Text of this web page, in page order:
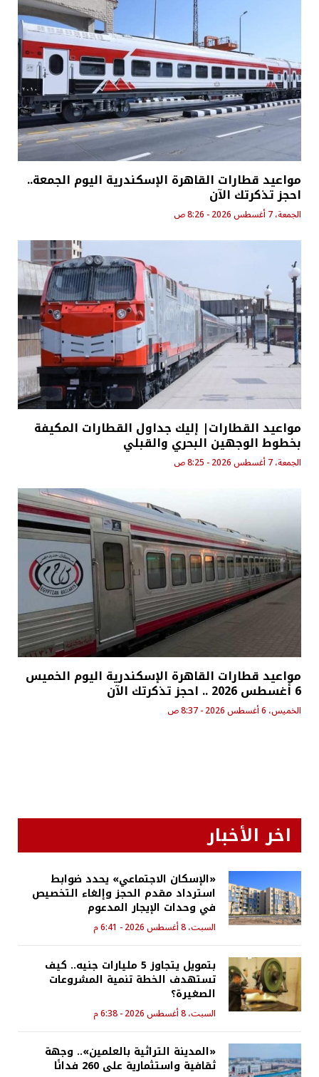
مواعيد قطارات القاهرة الإسكندرية اليوم الجمعة..
احجز تذكرتك الآن
الجمعة، 7 أغسطس 2026 - 8:26 ص
مواعيد القطارات| إليك جداول القطارات المكيفة
بخطوط الوجهين البحري والقبلي
الجمعة، 7 أغسطس 2026 - 8:25 ص
مواعيد قطارات القاهرة الإسكندرية اليوم الخميس
6 أغسطس 2026 .. احجز تذكرتك الآن
الخميس، 6 أغسطس 2026 - 8:37 ص
اخر الأخبار
«الإسكان الاجتماعي» يحدد ضوابط
استرداد مقدم الحجز وإلغاء التخصيص
في وحدات الإيجار المدعوم
السبت، 8 أغسطس 2026 - 6:41 م
بتمويل يتجاوز 5 مليارات جنيه.. كيف
تستهدف الخطة تنمية المشروعات
الصغيرة؟
السبت، 8 أغسطس 2026 - 6:38 م
«المدينة التراثية بالعلمين».. وجهة
ثقافية واستثمارية على 260 فدانًا